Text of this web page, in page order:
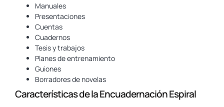
Manuales
Presentaciones
Cuentas
Cuadernos
Tesis y trabajos
Planes de entrenamiento
Guiones
Borradores de novelas
Características de la Encuadernación Espiral